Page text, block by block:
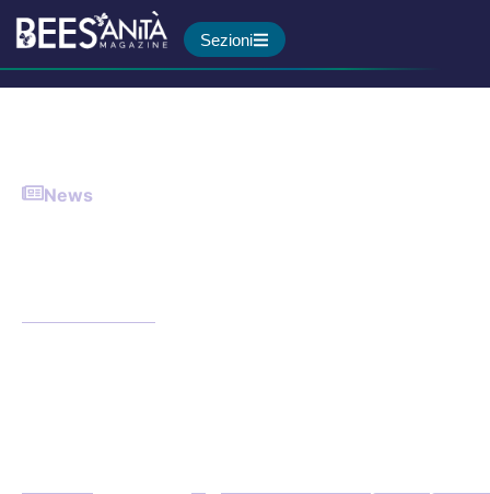
Sezioni
News